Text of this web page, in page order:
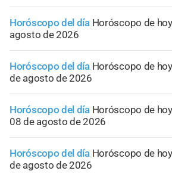
Horóscopo del día Horóscopo de
agosto de 2026
Horóscopo del día Horóscopo de
de agosto de 2026
Horóscopo del día Horóscopo de
08 de agosto de 2026
Horóscopo del día Horóscopo de
de agosto de 2026